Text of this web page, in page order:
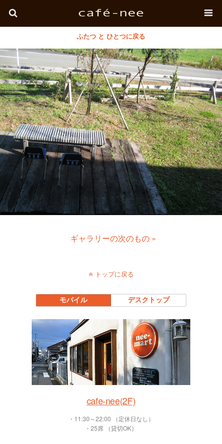
ふたつ と ひとつに戻る
ギャラリーの次のもの »
トップに戻る
モバイル デスクトップ
cafe-nee(2F)
・11:30～22:00 （定休日なし）
・25席 （貸切OK）